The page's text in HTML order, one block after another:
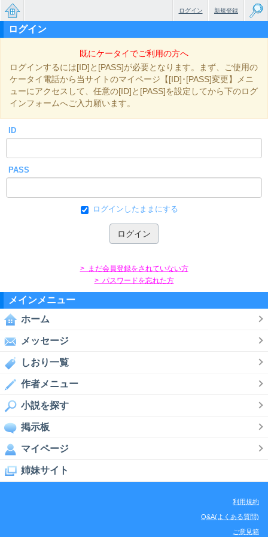
無料で
っと大
小説
新規登録
ログイン
ログイン
既にケータイでご利用の方へ
ログインするには[ID]と[PASS]が必要となります。まず、ご使用の
ケータイ電話から当サイトのマイページ【[ID]･[PASS]変更】メニ
ューにアクセスして、任意の[ID]と[PASS]を設定してから下のログ
インフォームへご入力願います。
ID
PASS
ログインしたままにする
> まだ会員登録をされていない方
> パスワードを忘れた方
メインメニュー
ホーム
メッセージ
しおり一覧
作者メニュー
小説を探す
掲示板
マイページ
姉妹サイト
利用規約
Q&A(よくある質問)
ご意見箱